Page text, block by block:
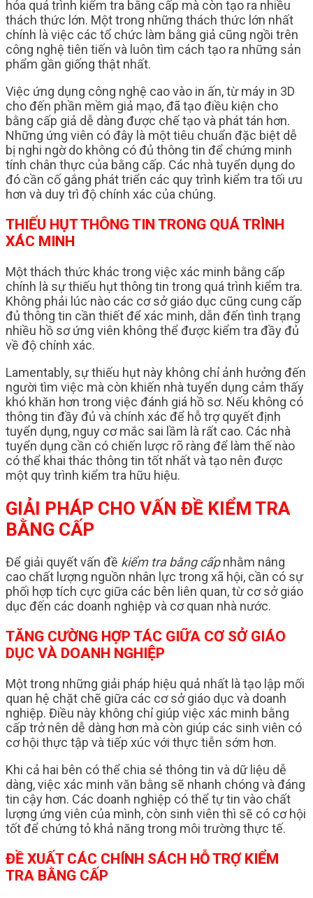
hóa quá trình kiểm tra bằng cấp mà còn tạo ra nhiều
thách thức lớn. Một trong những thách thức lớn nhất
chính là việc các tổ chức làm bằng giả cũng ngồi trên
công nghệ tiên tiến và luôn tìm cách tạo ra những sản
phẩm gần giống thật nhất.
Việc ứng dụng công nghệ cao vào in ấn, từ máy in 3D
cho đến phần mềm giả mạo, đã tạo điều kiện cho
bằng cấp giả dễ dàng được chế tạo và phát tán hơn.
Những ứng viên có đây là một tiêu chuẩn đặc biệt dễ
bị nghi ngờ do không có đủ thông tin để chứng minh
tính chân thực của bằng cấp. Các nhà tuyển dụng do
đó cần cố gắng phát triển các quy trình kiểm tra tối ưu
hơn và duy trì độ chính xác của chúng.
THIẾU HỤT THÔNG TIN TRONG QUÁ TRÌNH
XÁC MINH
Một thách thức khác trong việc xác minh bằng cấp
chính là sự thiếu hụt thông tin trong quá trình kiểm tra.
Không phải lúc nào các cơ sở giáo dục cũng cung cấp
đủ thông tin cần thiết để xác minh, dẫn đến tình trạng
nhiều hồ sơ ứng viên không thể được kiểm tra đầy đủ
về độ chính xác.
Lamentably, sự thiếu hụt này không chỉ ảnh hưởng đến
người tìm việc mà còn khiến nhà tuyển dụng cảm thấy
khó khăn hơn trong việc đánh giá hồ sơ. Nếu không có
thông tin đầy đủ và chính xác để hỗ trợ quyết định
tuyển dụng, nguy cơ mắc sai lầm là rất cao. Các nhà
tuyển dụng cần có chiến lược rõ ràng để làm thế nào
có thể khai thác thông tin tốt nhất và tạo nên được
một quy trình kiểm tra hữu hiệu.
GIẢI PHÁP CHO VẤN ĐỀ KIỂM TRA
BẰNG CẤP
Để giải quyết vấn đề kiểm tra bằng cấpnhằm nâng
cao chất lượng nguồn nhân lực trong xã hội, cần có sự
phối hợp tích cực giữa các bên liên quan, từ cơ sở giáo
dục đến các doanh nghiệp và cơ quan nhà nước.
TĂNG CƯỜNG HỢP TÁC GIỮA CƠ SỞ GIÁO
DỤC VÀ DOANH NGHIỆP
Một trong những giải pháp hiệu quả nhất là tạo lập mối
quan hệ chặt chẽ giữa các cơ sở giáo dục và doanh
nghiệp. Điều này không chỉ giúp việc xác minh bằng
cấp trở nên dễ dàng hơn mà còn giúp các sinh viên có
cơ hội thực tập và tiếp xúc với thực tiễn sớm hơn.
Khi cả hai bên có thể chia sẻ thông tin và dữ liệu dễ
dàng, việc xác minh văn bằng sẽ nhanh chóng và đáng
tin cậy hơn. Các doanh nghiệp có thể tự tin vào chất
lượng ứng viên của mình, còn sinh viên thì sẽ có cơ hội
tốt để chứng tỏ khả năng trong môi trường thực tế.
ĐỀ XUẤT CÁC CHÍNH SÁCH HỖ TRỢ KIỂM
TRA BẰNG CẤP